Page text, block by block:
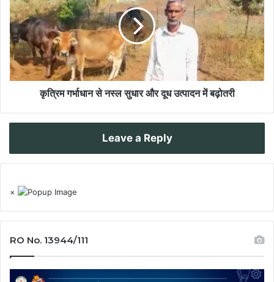
कृत्रिम गर्भाधान से नस्ल सुधार और दूध उत्पादन में बढ़ोतरी
Leave a Reply
×
RO No. 13944/111